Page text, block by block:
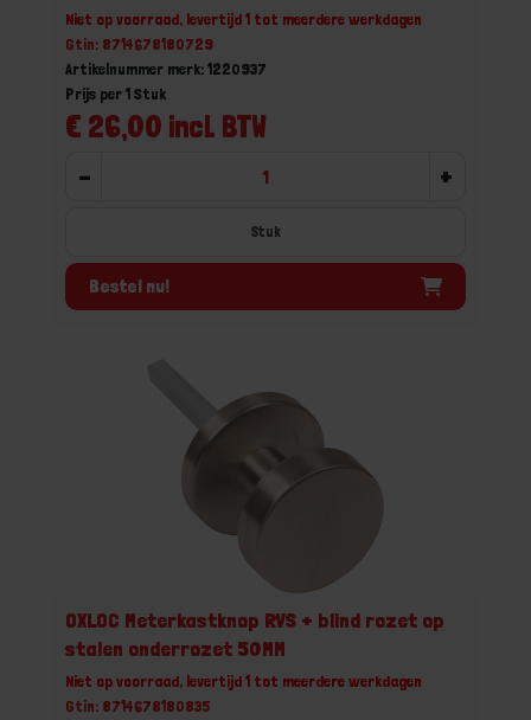
Niet op voorraad, levertijd 1 tot meerdere werkdagen
Gtin: 8714678180729
Artikelnummer merk: 1220937
€ 26,00 incl. BTW
Prijs per 1 Stuk
- +
Stuk
Bestel nu!
OXLOC Meterkastknop RVS + blind rozet op
stalen onderrozet 50MM
Niet op voorraad, levertijd 1 tot meerdere werkdagen
Gtin: 8714678180835